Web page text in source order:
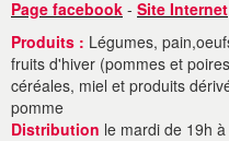
Page facebook - Site Internet
Produits : Légumes,
fruits d'hiver (pommes et
céréales, miel et produits
pomme
Distribution le mardi de 19h